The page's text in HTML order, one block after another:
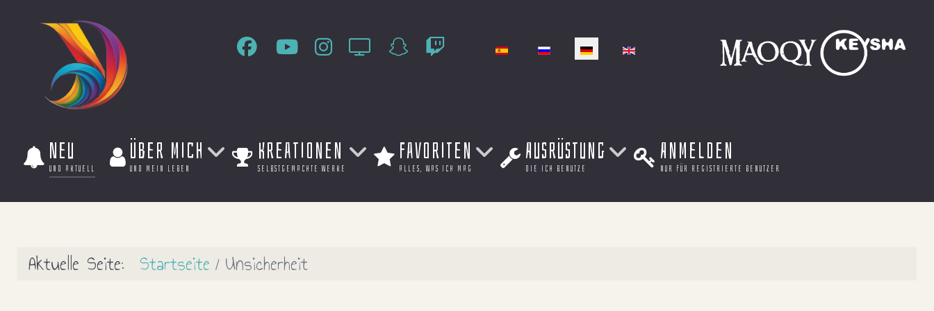
Sprache auswählen
Neu
und aktuell
Über mich
und mein leben
Kreationen
selbstgemachte werke
Favoriten
alles, was ich mag
Ausrüstung
die ich benutze
Anmelden
nur für registrierte benutzer
Aktuelle Seite: Startseite Unsicherheit